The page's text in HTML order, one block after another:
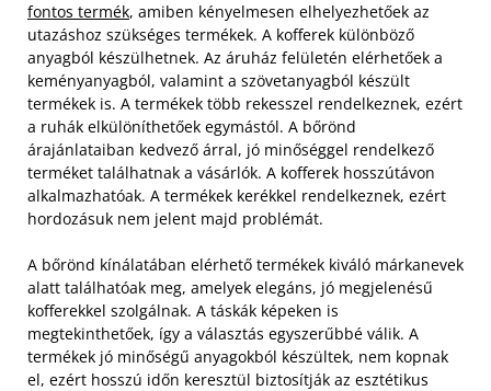
fontos termék, amiben kényelmesen elhelyezhetőek az
utazáshoz szükséges termékek. A kofferek különböző
anyagból készülhetnek. Az áruház felületén elérhetőek a
keményanyagból, valamint a szövetanyagból készült
termékek is. A termékek több rekesszel rendelkeznek, ezért
a ruhák elkülöníthetőek egymástól. A bőrönd
árajánlataiban kedvező árral, jó minőséggel rendelkező
terméket találhatnak a vásárlók. A kofferek hosszútávon
alkalmazhatóak. A termékek kerékkel rendelkeznek, ezért
hordozásuk nem jelent majd problémát.
A bőrönd kínálatában elérhető termékek kiváló márkanevek
alatt találhatóak meg, amelyek elegáns, jó megjelenésű
kofferekkel szolgálnak. A táskák képeken is
megtekinthetőek, így a választás egyszerűbbé válik. A
termékek jó minőségű anyagokból készültek, nem kopnak
el, ezért hosszú időn keresztül biztosítják az esztétikus